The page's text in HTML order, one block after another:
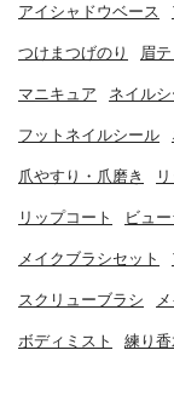
アイシャドウベース
つけまつげのり 眉
マニキュア ネイル
フットネイルシール
爪やすり・爪磨き
リップコート ビュ
メイクブラシセット
スクリューブラシ
ボディミスト 練り香